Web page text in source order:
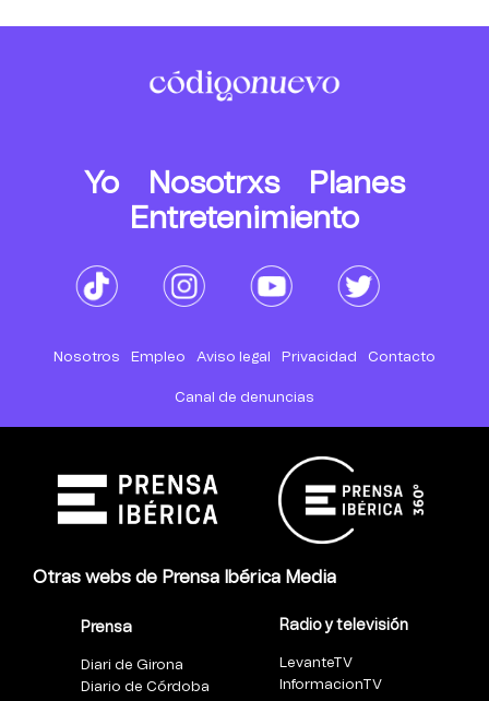
Yo Nosotrxs
Planes
Entretenimiento
Nosotros Empleo Aviso legal Privacidad Contacto
Canal de denuncias
Otras webs de Prensa Ibérica Media
Prensa
Diari de Girona
Diario de Córdoba
Radio y televisión
LevanteTV
InformacionTV